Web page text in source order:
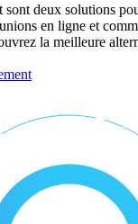
deux solutions
en ligne et
la meilleure